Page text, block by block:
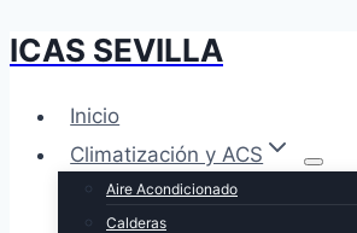
Saltar
contenido
ICAS SEVILLA
Inicio
Climatización y ACS
Aire Acondicionado
Calderas